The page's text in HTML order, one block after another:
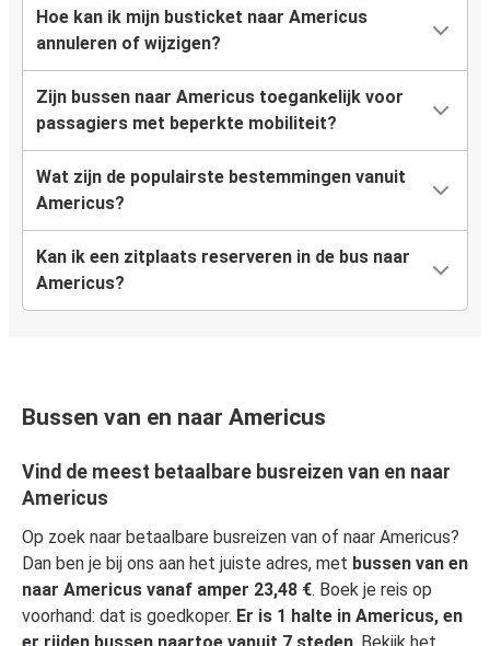
Hoe kan ik mijn busticket naar Americus
annuleren of wijzigen?
Zijn bussen naar Americus toegankelijk voor
passagiers met beperkte mobiliteit?
Wat zijn de populairste bestemmingen vanuit
Americus?
Kan ik een zitplaats reserveren in de bus naar
Americus?
Bussen van en naar Americus
Vind de meest betaalbare busreizen van en naar
Americus
Op zoek naar betaalbare busreizen van of naar Americus?
Dan ben je bij ons aan het juiste adres, met bussen van en
naar Americus vanaf amper 23,48 €. Boek je reis op
voorhand: dat is goedkoper. Er is 1 halte in Americus, en